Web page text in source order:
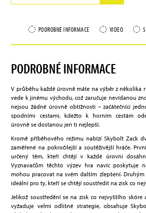
PODROBNÉ INFORMACE VIDEO
PODROBNÉ INFORMACE
V průběhu každé úrovně máte na výběr z několika
vede k jinému východu, což zaručuje nevídanou
nejsou žádné úrovně obtížnosti – začátečníci
spodními cestami, kdežto k horním cestám
úrovně se dostanou jen ti nejlepší.
Kromě příběhového režimu nabízí Skybolt Zack
zaměřené na pokročilejší a soutěživější hráče.
určený těm, kteří chtějí v každé úrovni
Vyznavačům těchto výzev hra navíc poskytuje
mohou pracovat na svém dalším zlepšení. Druhým
ideální pro ty, kteří se chtějí soustředit na zisk co
Jelikož soustředění se na zisk co nejvyššího
vyžaduje velmi odlišné strategie, obsahuje